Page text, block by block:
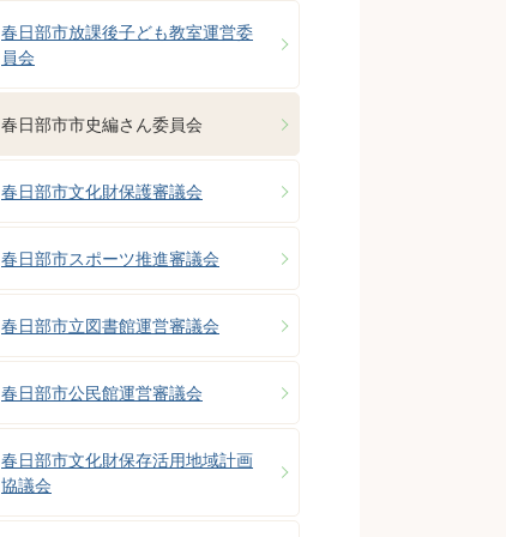
春日部市放課後子ども教室運営委
員会
春日部市市史編さん委員会
春日部市文化財保護審議会
春日部市スポーツ推進審議会
春日部市立図書館運営審議会
春日部市公民館運営審議会
春日部市文化財保存活用地域計画
協議会